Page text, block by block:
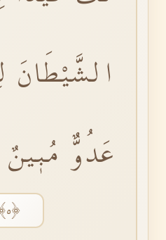
الشَّيْطَانَ
عَدُوٌّ مُبٖينٌ
﴿٥﴾